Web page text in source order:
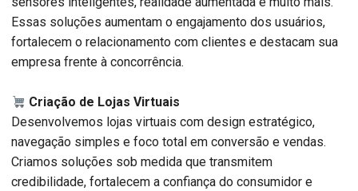
Essas soluções aumentam o engajamento dos usuários,
fortalecem o relacionamento com clientes e destacam sua
empresa frente à concorrência.
Criação de Lojas Virtuais
Desenvolvemos lojas virtuais com design estratégico,
navegação simples e foco total em conversão e vendas.
Criamos soluções sob medida que transmitem
credibilidade, fortalecem a confiança do consumidor e